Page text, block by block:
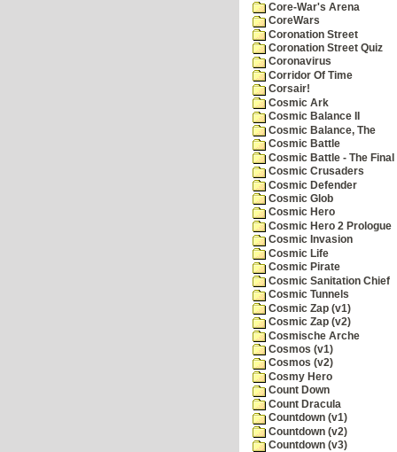
Core-War's Arena
CoreWars
Coronation Street
Coronation Street Quiz
Coronavirus
Corridor Of Time
Corsair!
Cosmic Ark
Cosmic Balance II
Cosmic Balance, The
Cosmic Battle
Cosmic Battle - The
Cosmic Crusaders
Cosmic Defender
Cosmic Glob
Cosmic Hero
Cosmic Hero 2 Prologue
Cosmic Invasion
Cosmic Life
Cosmic Pirate
Cosmic Sanitation Chief
Cosmic Tunnels
Cosmic Zap (v1)
Cosmic Zap (v2)
Cosmische Arche
Cosmos (v1)
Cosmos (v2)
Cosmy Hero
Count Down
Count Dracula
Countdown (v1)
Countdown (v2)
Countdown (v3)